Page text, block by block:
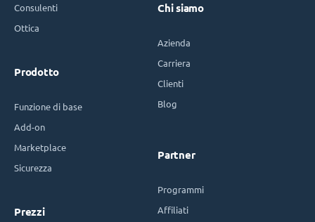
Consulenti
Ottica
Prodotto
Funzione di base
Add-on
Marketplace
Sicurezza
Prezzi
Chi siamo
Azienda
Carriera
Clienti
Blog
Partner
Programmi
Affiliati